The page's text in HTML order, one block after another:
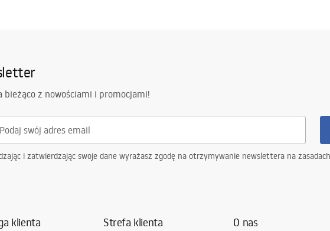
bieżąco z nowościami i promocjami!
i zatwierdzając swoje dane wyrażasz zgodę na otrzymywanie newslettera na
klienta Strefa klienta O nas